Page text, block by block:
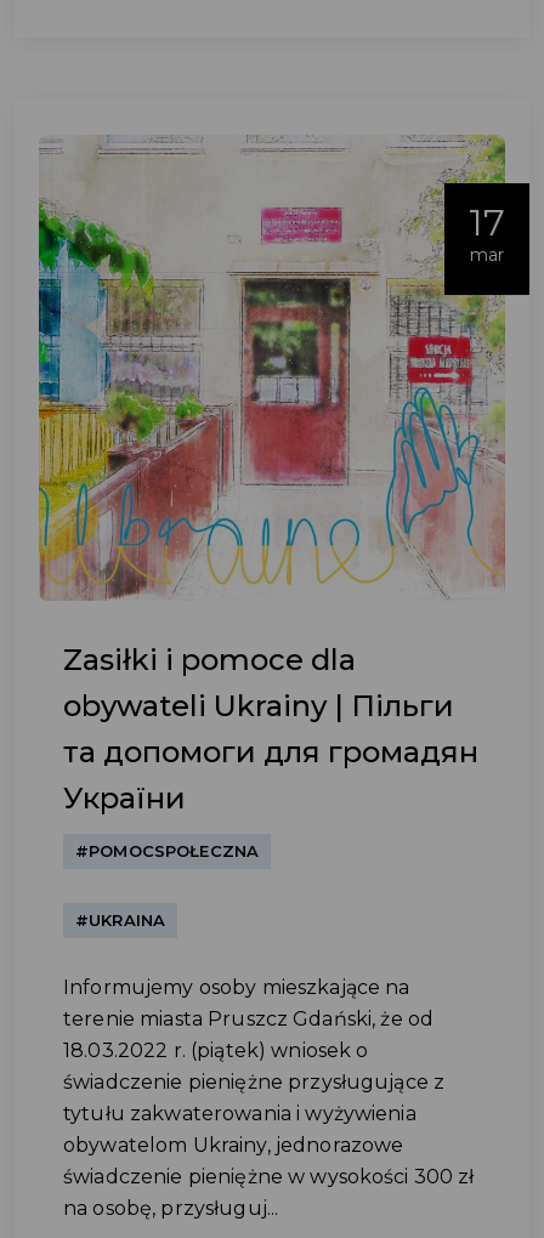
17
mar
Zasiłki i pomoce dla
obywateli Ukrainy | Пільги
та допомоги для громадян
України
#POMOCSPOŁECZNA
#UKRAINA
Informujemy osoby mieszkające na
terenie miasta Pruszcz Gdański, że od
18.03.2022 r. (piątek) wniosek o
świadczenie pieniężne przysługujące z
tytułu zakwaterowania i wyżywienia
obywatelom Ukrainy, jednorazowe
świadczenie pieniężne w wysokości 300 zł
na osobę, przysługuj...